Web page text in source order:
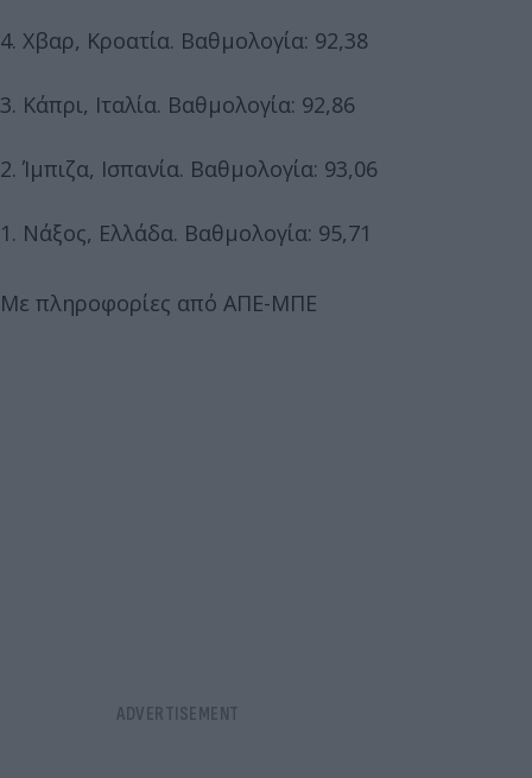
4. Χβαρ, Κροατία. Βαθμολογία: 92,38
3. Κάπρι, Ιταλία. Βαθμολογία: 92,86
2. Ίμπιζα, Ισπανία. Βαθμολογία: 93,06
1. Νάξος, Ελλάδα. Βαθμολογία: 95,71
Με πληροφορίες από ΑΠΕ-ΜΠΕ